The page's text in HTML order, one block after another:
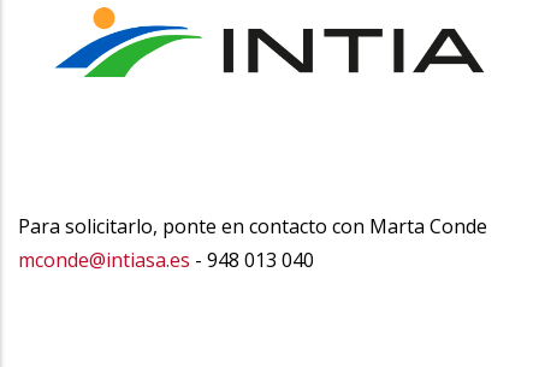
Para solicitarlo, ponte en contacto con Marta Conde
mconde@intiasa.es - 948 013 040